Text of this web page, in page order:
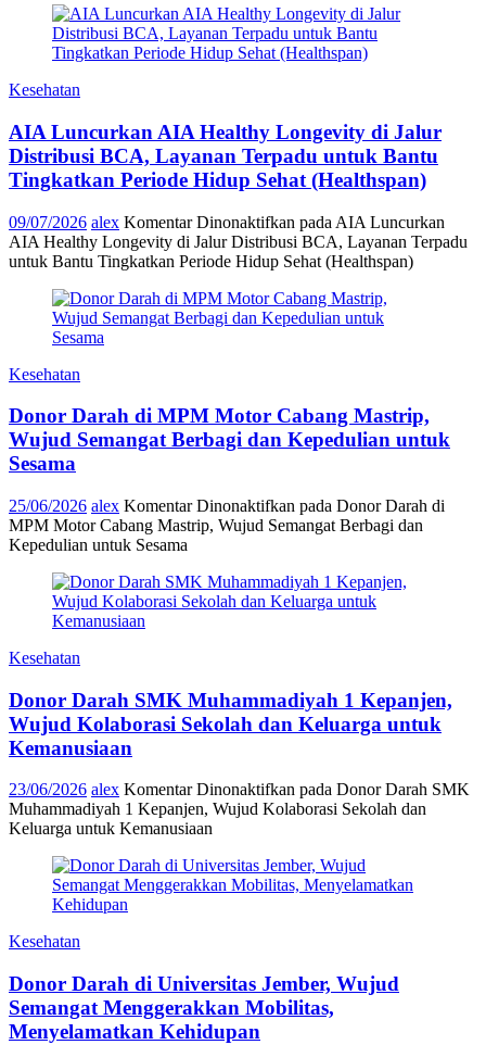
Kesehatan
AIA Luncurkan AIA Healthy Longevity di Jalur
Distribusi BCA, Layanan Terpadu untuk Bantu
Tingkatkan Periode Hidup Sehat (Healthspan)
09/07/2026 alex Komentar Dinonaktifkan pada AIA Luncurkan
AIA Healthy Longevity di Jalur Distribusi BCA, Layanan Terpadu
untuk Bantu Tingkatkan Periode Hidup Sehat (Healthspan)
Kesehatan
Donor Darah di MPM Motor Cabang Mastrip,
Wujud Semangat Berbagi dan Kepedulian untuk
Sesama
25/06/2026 alex Komentar Dinonaktifkan pada Donor Darah di
MPM Motor Cabang Mastrip, Wujud Semangat Berbagi dan
Kepedulian untuk Sesama
Kesehatan
Donor Darah SMK Muhammadiyah 1 Kepanjen,
Wujud Kolaborasi Sekolah dan Keluarga untuk
Kemanusiaan
23/06/2026 alex Komentar Dinonaktifkan pada Donor Darah SMK
Muhammadiyah 1 Kepanjen, Wujud Kolaborasi Sekolah dan
Keluarga untuk Kemanusiaan
Kesehatan
Donor Darah di Universitas Jember, Wujud
Semangat Menggerakkan Mobilitas,
Menyelamatkan Kehidupan